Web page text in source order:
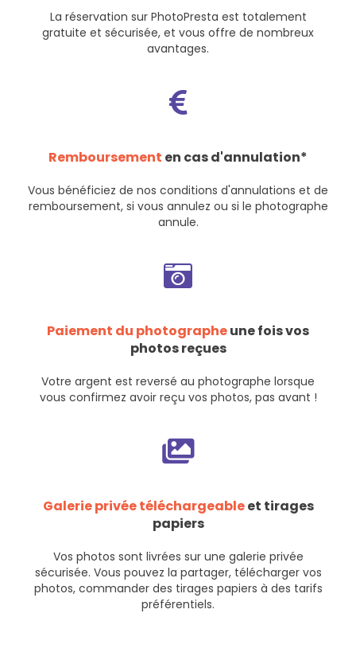
La réservation sur PhotoPresta est totalement
gratuite et sécurisée, et vous offre de nombreux
avantages.
Remboursement en cas d'annulation*
Vous bénéficiez de nos conditions d'annulations et de
remboursement, si vous annulez ou si le photographe
annule.
Paiement du photographeune fois vos
photos reçues
Votre argent est reversé au photographe lorsque
vous confirmez avoir reçu vos photos, pas avant !
Galerie privée téléchargeableet tirages
papiers
Vos photos sont livrées sur une galerie privée
sécurisée. Vous pouvez la partager, télécharger vos
photos, commander des tirages papiers à des tarifs
préférentiels.